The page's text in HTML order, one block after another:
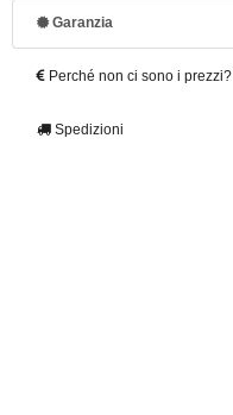
Garanzia
Perché non ci sono i prezzi?
Spedizioni